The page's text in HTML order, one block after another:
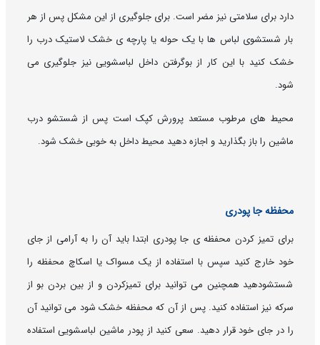
دارد برای سلامتی نیز مضر است. برای جلوگیری از این مشکل پس از هر
بار شستشوی لباس ها با یک حوله یا پارچه ی خشک لاستیک درب را
خشک کنید با این کار از بوگرفتن داخل لباسشویی نیز جلوگیری می
شود.
محیط های مرطوب مستعد پرورش کپک است پس از شستشو درب
ماشین را باز بگذارید و اجازه دهید محیط داخل به خوبی خشک شود.
محفظه جا پودری
برای تمیز کردن محفظه ی جا پودری ابتدا باید آن را به آرامی از جای
خود خارج کنید سپس با استفاده از یک مسواک یا اسکاچ محفظه را
شستشودهید همچنین می توانید برای تمیزکردن و از بین بردن بو از
سرکه نیز استفاده کنید. پس از آن که محفظه خشک شود می توانید آن
را در جای خود قرار دهید. سعی کنید از پودر ماشین لباسشویی استفاده